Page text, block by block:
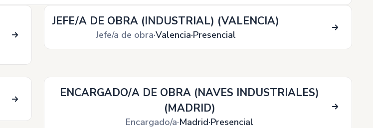
JEFE/A DE OBRA (INDUSTRIAL) (VALENCIA)
Jefe/a de obra Valencia Presencial
ENCARGADO/A DE OBRA (NAVES INDUSTRIALES)
(MADRID)
Encargado/a Madrid Presencial